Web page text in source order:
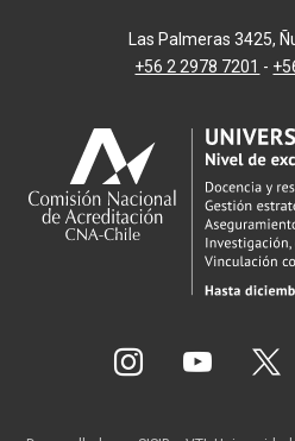
Las Palmeras 3425,
+56 2 2978 7201 -